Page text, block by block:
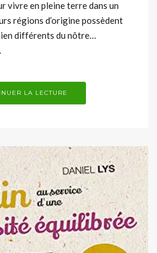
vivre en pleine terre dans un
régions d’origine possèdent
différents du nôtre…
LA LECTURE